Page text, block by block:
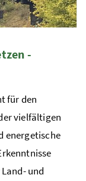
-
für den
vielfältigen
energetische
und